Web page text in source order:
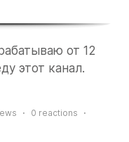
от 12
этот канал.
0 reactions